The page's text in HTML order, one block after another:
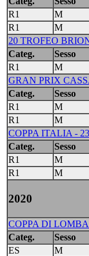
R1
M
R1
M
20 TROFEO
Categ.
Sesso
R1
M
GRAN PRIX
Categ.
Sesso
R1
M
R1
M
COPPA ITALIA -
Categ.
Sesso
R1
M
R1
M
2020
COPPA DI
Categ.
Sesso
ES
M